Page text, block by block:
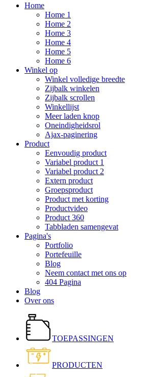
Home
Home 1
Home 2
Home 3
Home 4
Home 5
Home 6
Winkel op
Winkel volledige breedte
Zijbalk winkelen
Zijbalk scrollen
Winkellijst
Meer laden knop
Oneindigheidsrol
Ajax-paginering
Product
Eenvoudig product
Variabel product 1
Variabel product 2
Extern product
Groepsproduct
Product met korting
Productvideo
Product 360
Tabbladen samengevat
Pagina's
Portfolio
Portefeuille
Blog
Neem contact met ons op
404 Pagina
Blog
Over ons
TOEPASSINGEN
PRODUCTEN